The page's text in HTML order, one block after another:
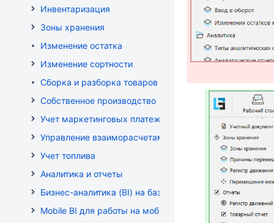
Инвентаризация
Зоны хранения
Изменение остатка
Изменение сортности
Сборка и разборка товаров
Собственное производство
Учет маркетинговых платежей
Управление взаиморасчетами
Учет топлива
Аналитика и отчеты
Бизнес-аналитика (BI) на базе OLAP DRUID
Mobile BI для работы на мобильных устройствах